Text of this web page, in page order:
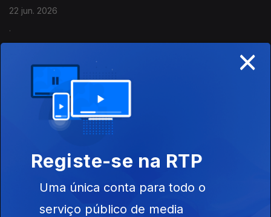
22 jun. 2026
.
Duran Duran
19 jun. 2026
18 jun. 2026
Carole King
×
Registe-se na RTP
Uma única conta para todo o
serviço público de media